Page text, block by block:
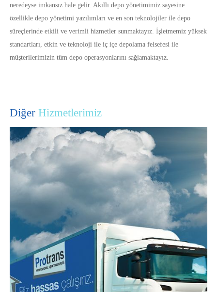
neredeyse imkansız hale gelir. Akıllı depo yönetimimiz sayesine
özellikle depo yönetimi yazılımları ve en son teknolojiler ile depo
süreçlerinde etkili ve verimli hizmetler sunmaktayız. İşletmemiz yüksek
standartları, etkin ve teknoloji ile iç içe depolama felsefesi ile
müşterilerimizin tüm depo operasyonlarını sağlamaktayız.
Diğer Hizmetlerimiz